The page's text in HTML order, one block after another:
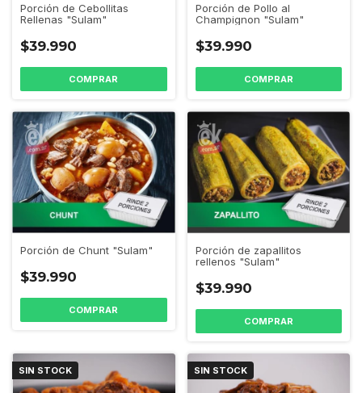
Porción de Cebollitas
Rellenas "Sulam"
$39.990
Porción de Pollo al
Champignon "Sulam"
$39.990
Porción de Chunt "Sulam"
$39.990
Porción de zapallitos
rellenos "Sulam"
$39.990
SIN STOCK SIN STOCK